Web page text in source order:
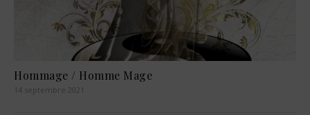
Hommage / Homme Mage
14 septembre 2021